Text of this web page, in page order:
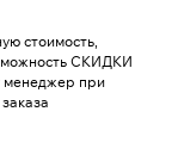
стоимость,
СКИДКИ
менеджер при